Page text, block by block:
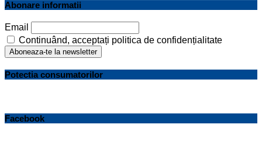
Abonare informatii
Email
Continuând, acceptați politica de confidențialitate
Potectia consumatorilor
Facebook